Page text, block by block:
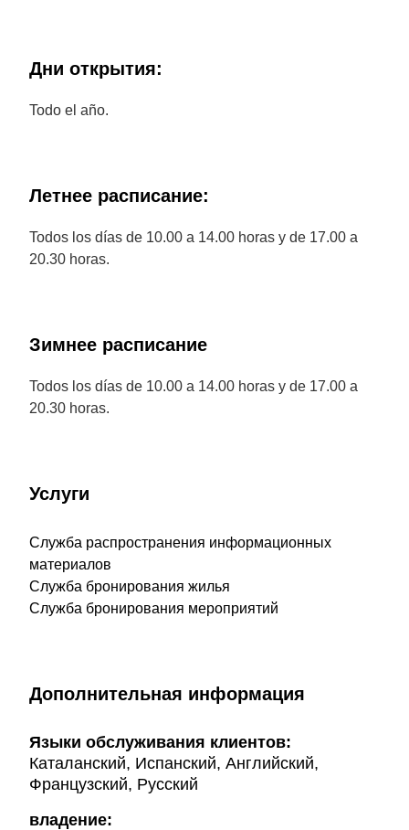
Дни открытия:
Todo el año.
Летнее расписание:
Todos los días de 10.00 a 14.00 horas y de 17.00 a
20.30 horas.
Зимнее расписание
Todos los días de 10.00 a 14.00 horas y de 17.00 a
20.30 horas.
Услуги
Служба распространения информационных
материалов
Служба бронирования жилья
Служба бронирования мероприятий
Дополнительная информация
Языки обслуживания клиентов:
Каталанский, Испанский, Английский,
Французский, Русский
владение: